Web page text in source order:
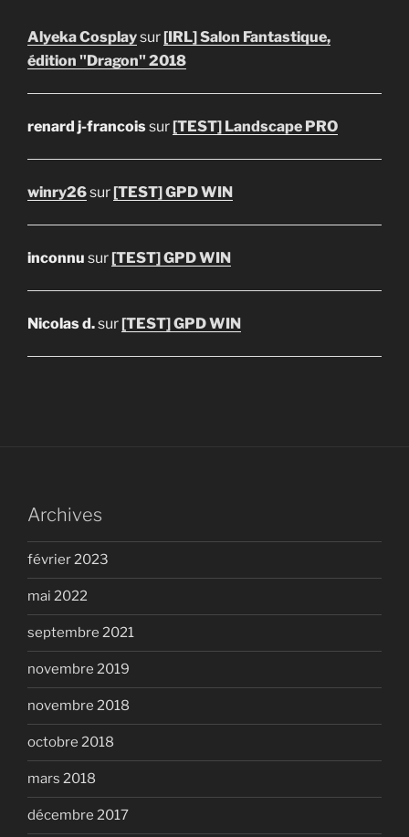
Alyeka Cosplaysur[IRL] Salon Fantastique,
édition "Dragon" 2018
renard j-francoissur[TEST] Landscape PRO
winry26sur[TEST] GPD WIN
inconnu sur[TEST] GPD WIN
Nicolas d.sur[TEST] GPD WIN
Archives
février 2023
mai 2022
septembre 2021
novembre 2019
novembre 2018
octobre 2018
mars 2018
décembre 2017